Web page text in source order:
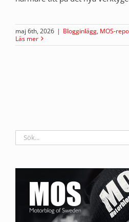
maj 6th, 2026 | Blogginlägg, MOS-
Läs mer
Sök
efter: